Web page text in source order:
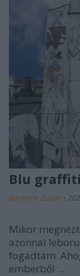
Blu
Baranyai Zoltán •
Mikor
azonnal
fogadtam.
emberből ...